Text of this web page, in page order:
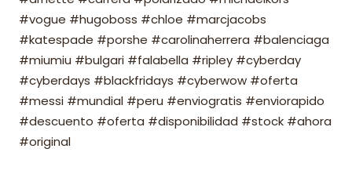
#vogue #hugoboss #chloe #marcjacobs
#katespade #porshe #carolinaherrera #balenciaga
#miumiu #bulgari #falabella #ripley #cyberday
#cyberdays #blackfridays #cyberwow #oferta
#messi #mundial #peru #enviogratis #enviorapido
#descuento #oferta #disponibilidad #stock #ahora
#original